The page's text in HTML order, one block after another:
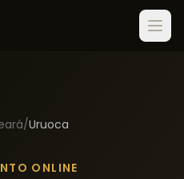
/Uruoca
ONLINE